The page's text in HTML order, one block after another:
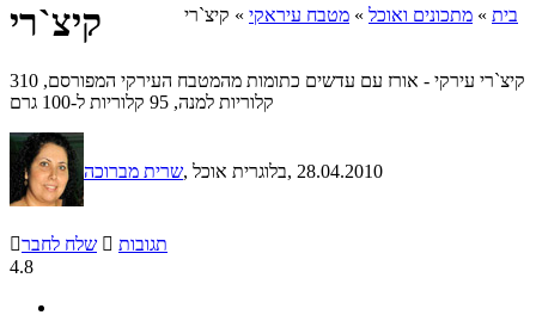
בית » מתכונים ואוכל » מטבח עיראקי » קיצ`רי קיצ`רי
קיצ`רי עירקי - אורז עם עדשים כתומות מהמטבח העירקי המפורסם, 310
קלוריות למנה, 95 קלוריות ל-100 גרם
שרית מברוכה , בלוגרית אוכל, 28.04.2010
שלח לחבר  תגובות
4.8